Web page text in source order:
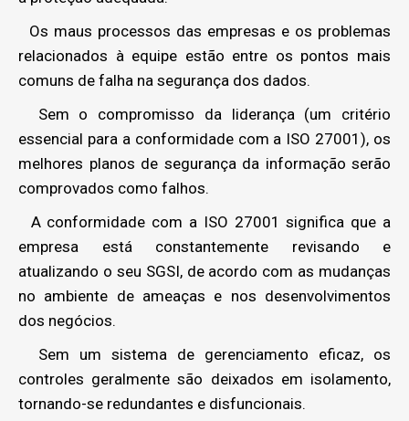
Os maus processos das empresas e os problemas
relacionados à equipe estão entre os pontos mais
comuns de falha na segurança dos dados.
Sem o compromisso da liderança (um critério
essencial para a conformidade com a ISO 27001), os
melhores planos de segurança da informação serão
comprovados como falhos.
A conformidade com a ISO 27001 significa que a
empresa está constantemente revisando e
atualizando o seu SGSI, de acordo com as mudanças
no ambiente de ameaças e nos desenvolvimentos
dos negócios.
Sem um sistema de gerenciamento eficaz, os
controles geralmente são deixados em isolamento,
tornando-se redundantes e disfuncionais.